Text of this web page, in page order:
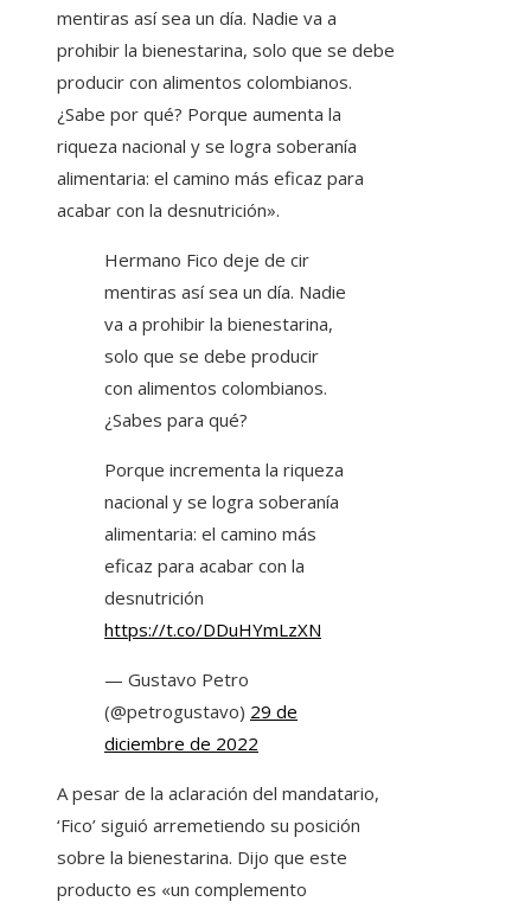
mentiras así sea un día. Nadie va a
prohibir la bienestarina, solo que se debe
producir con alimentos colombianos.
¿Sabe por qué? Porque aumenta la
riqueza nacional y se logra soberanía
alimentaria: el camino más eficaz para
acabar con la desnutrición».
Hermano Fico deje de cir
mentiras así sea un día. Nadie
va a prohibir la bienestarina,
solo que se debe producir
con alimentos colombianos.
¿Sabes para qué?
Porque incrementa la riqueza
nacional y se logra soberanía
alimentaria: el camino más
eficaz para acabar con la
desnutrición
https://t.co/DDuHYmLzXN
— Gustavo Petro
(@petrogustavo) 29 de
diciembre de 2022
A pesar de la aclaración del mandatario,
‘Fico’ siguió arremetiendo su posición
sobre la bienestarina. Dijo que este
producto es «un complemento